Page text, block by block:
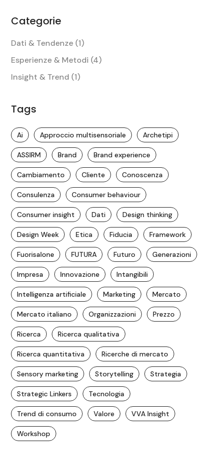
Categorie
Dati & Tendenze (1)
Esperienze & Metodi (4)
Insight & Trend (1)
Tags
Ai Approccio multisensoriale Archetipi
ASSIRM Brand Brand experience
Cambiamento Cliente Conoscenza
Consulenza Consumer behaviour
Consumer insight Dati Design thinking
Design Week Etica Fiducia Framework
Fuorisalone FUTURA Futuro Generazioni
Impresa Innovazione Intangibili
Intelligenza artificiale Marketing Mercato
Mercato italiano Organizzazioni Prezzo
Ricerca Ricerca qualitativa
Ricerca quantitativa Ricerche di mercato
Sensory marketing Storytelling Strategia
Strategic Linkers Tecnologia
Trend di consumo Valore VVA Insight
Workshop